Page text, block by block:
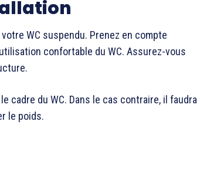
WC suspendu. Prenez en compte
confortable du WC. Assurez-vous
cadre du WC. Dans le cas contraire, il faudra
le poids.